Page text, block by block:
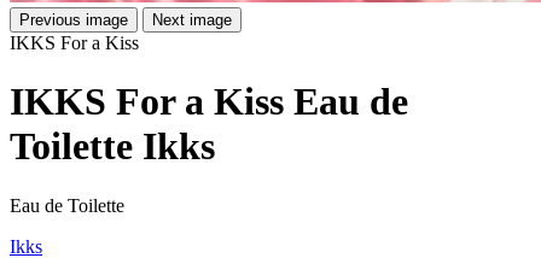
Previous image Next image
IKKS For a Kiss
IKKS For a Kiss Eau de
Toilette Ikks
Eau de Toilette
Ikks